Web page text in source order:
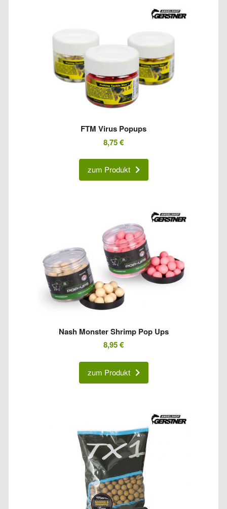
FTM Virus Popups
8,75€
zum Produkt
Nash Monster Shrimp Pop Ups
8,95€
zum Produkt